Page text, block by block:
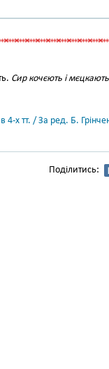
Сир кочєють і
в 4-х тт. / За ред. Б.
Поділитись: